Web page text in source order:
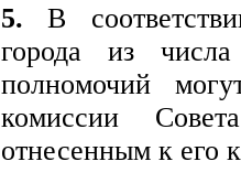
5. В
города из
полномочий
комиссии
отнесенным к его